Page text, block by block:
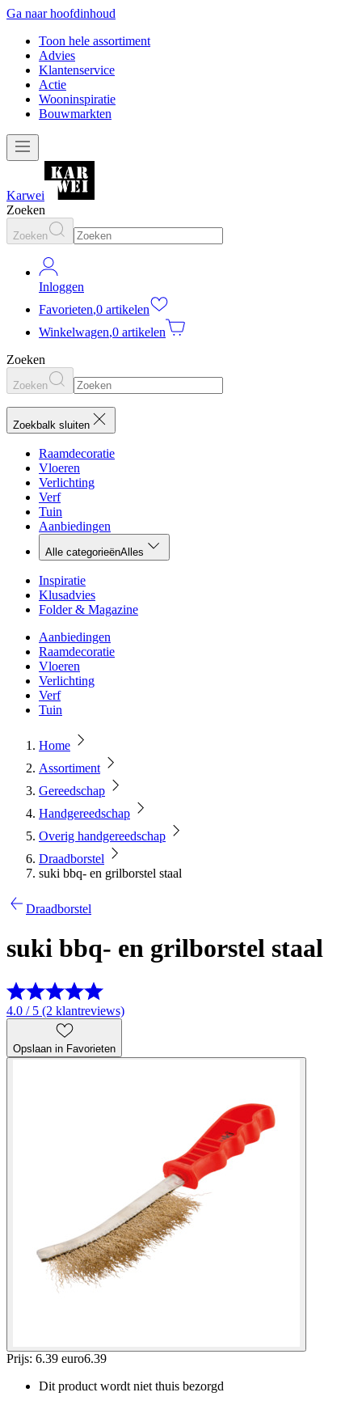
Ga naar hoofdinhoud
Toon hele assortiment
Advies
Klantenservice
Actie
Wooninspiratie
Bouwmarkten
Karwei
Zoeken
Zoeken
Inloggen
Favorieten,0 artikelen
Winkelwagen,0 artikelen
Zoeken
Zoeken
Zoekbalk sluiten
Raamdecoratie
Vloeren
Verlichting
Verf
Tuin
Aanbiedingen
Alle categorieënAlles
Inspiratie
Klusadvies
Folder & Magazine
Aanbiedingen
Raamdecoratie
Vloeren
Verlichting
Verf
Tuin
Home
Assortiment
Gereedschap
Handgereedschap
Overig handgereedschap
Draadborstel
suki bbq- en grilborstel staal
Draadborstel
suki bbq- en grilborstel staal
4.0 / 5 (2 klantreviews)
Opslaan in Favorieten
Prijs: 6.39 euro6.39
Dit product wordt niet thuis bezorgd